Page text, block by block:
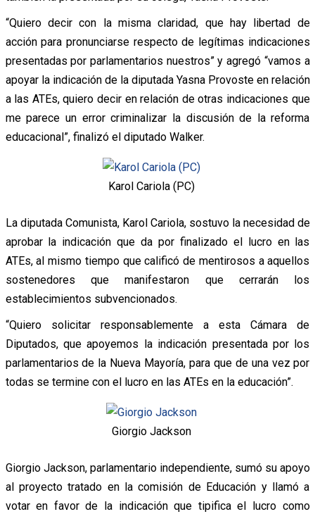
“Quiero decir con la misma claridad, que hay libertad de
acción para pronunciarse respecto de legítimas indicaciones
presentadas por parlamentarios nuestros” y agregó “vamos a
apoyar la indicación de la diputada Yasna Provoste en relación
a las ATEs, quiero decir en relación de otras indicaciones que
me parece un error criminalizar la discusión de la reforma
educacional”, finalizó el diputado Walker.
Karol Cariola (PC)
La diputada Comunista, Karol Cariola, sostuvo la necesidad de
aprobar la indicación que da por finalizado el lucro en las
ATEs, al mismo tiempo que calificó de mentirosos a aquellos
sostenedores que manifestaron que cerrarán los
establecimientos subvencionados.
“Quiero solicitar responsablemente a esta Cámara de
Diputados, que apoyemos la indicación presentada por los
parlamentarios de la Nueva Mayoría, para que de una vez por
todas se termine con el lucro en las ATEs en la educación”.
Giorgio Jackson
Giorgio Jackson, parlamentario independiente, sumó su apoyo
al proyecto tratado en la comisión de Educación y llamó a
votar en favor de la indicación que tipifica el lucro como